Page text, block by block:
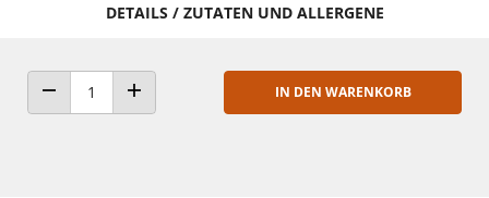
DETAILS / ZUTATEN UND ALLERGENE
ANZAHL VERRINGERNANZAHL ERHÖHEN
IN DEN WARENKORB